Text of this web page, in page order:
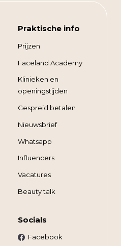
Praktische info
Prijzen
Faceland Academy
Klinieken en
openingstijden
Gespreid betalen
Nieuwsbrief
Whatsapp
Influencers
Vacatures
Beauty talk
Socials
Facebook